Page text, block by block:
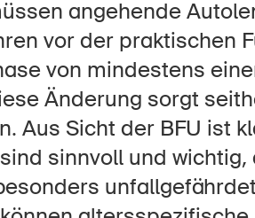
Newsletter
angehende
vor der praktischen
von mindestens
Änderung sorgt
Aus Sicht der BFU ist
sinnvoll und